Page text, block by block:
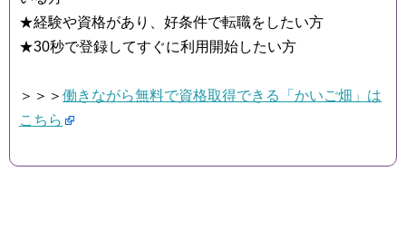
★経験や資格があり、好条件で転職をしたい方
★30秒で登録してすぐに利用開始したい方
＞＞＞ 働きながら無料で資格取得できる「かいご畑」は
こちら